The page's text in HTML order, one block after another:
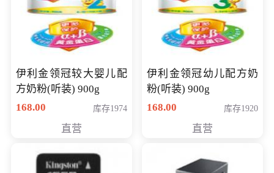
伊利金领冠较大婴儿配
方奶粉(听装) 900g
168.00
库存1974
直营
伊利金领冠幼儿配方奶
粉(听装) 900g
168.00
库存1920
直营